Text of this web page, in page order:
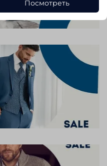
Посмотреть